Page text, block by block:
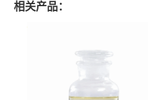
相关产品：